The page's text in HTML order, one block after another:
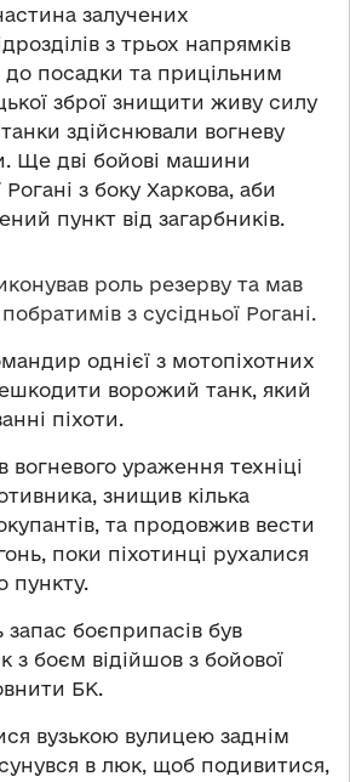
залучених
з трьох напрямків
до посадки та прицільним
зброї знищити живу силу
здійснювали вогневу
Ще дві бойові машини
з боку Харкова, аби
пункт від загарбників.
роль резерву та мав
з сусідньої Рогані.
однієї з мотопіхотних
ворожий танк, який
піхоти.
вогневого ураження техніці
знищив кілька
та продовжив вести
поки піхотинці рухалися
пункту.
боєприпасів був
з боєм відійшов з бойової
БК.
вузькою вулицею заднім
в люк, щоб подивитися,